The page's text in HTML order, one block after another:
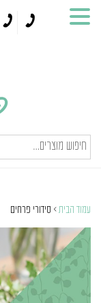
עמוד הבית > סידורי פרחים